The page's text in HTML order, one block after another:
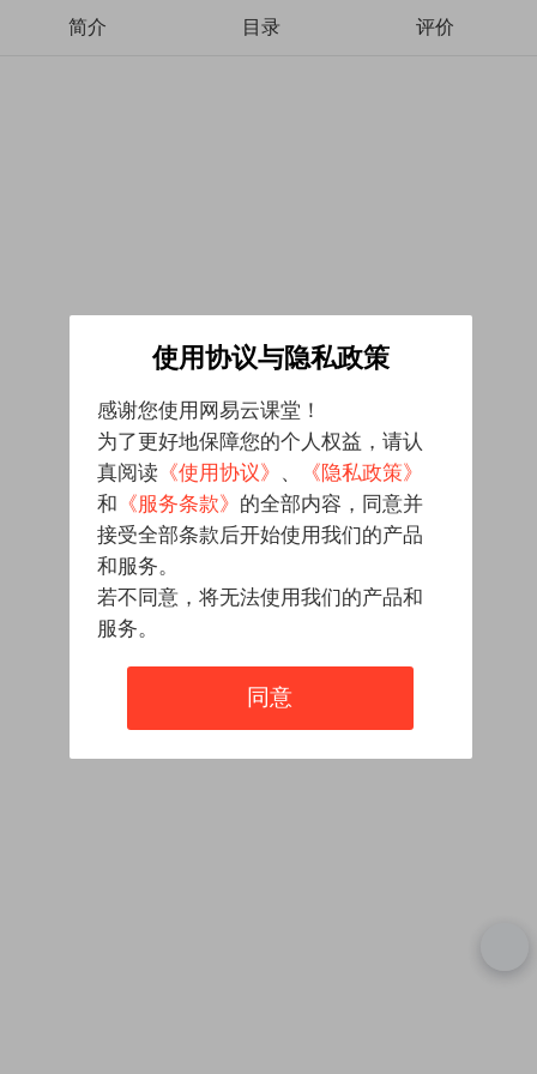
简介 目录 评价
使用协议与隐私政策
感谢您使用网易云课堂！
为了更好地保障您的个人权益，请认
真阅读 《使用协议》 、
《隐私政策》
和 《服务条款》 的全部内容，同意并
接受全部条款后开始使用我们的产品
和服务。
若不同意，将无法使用我们的产品和
服务。
同意